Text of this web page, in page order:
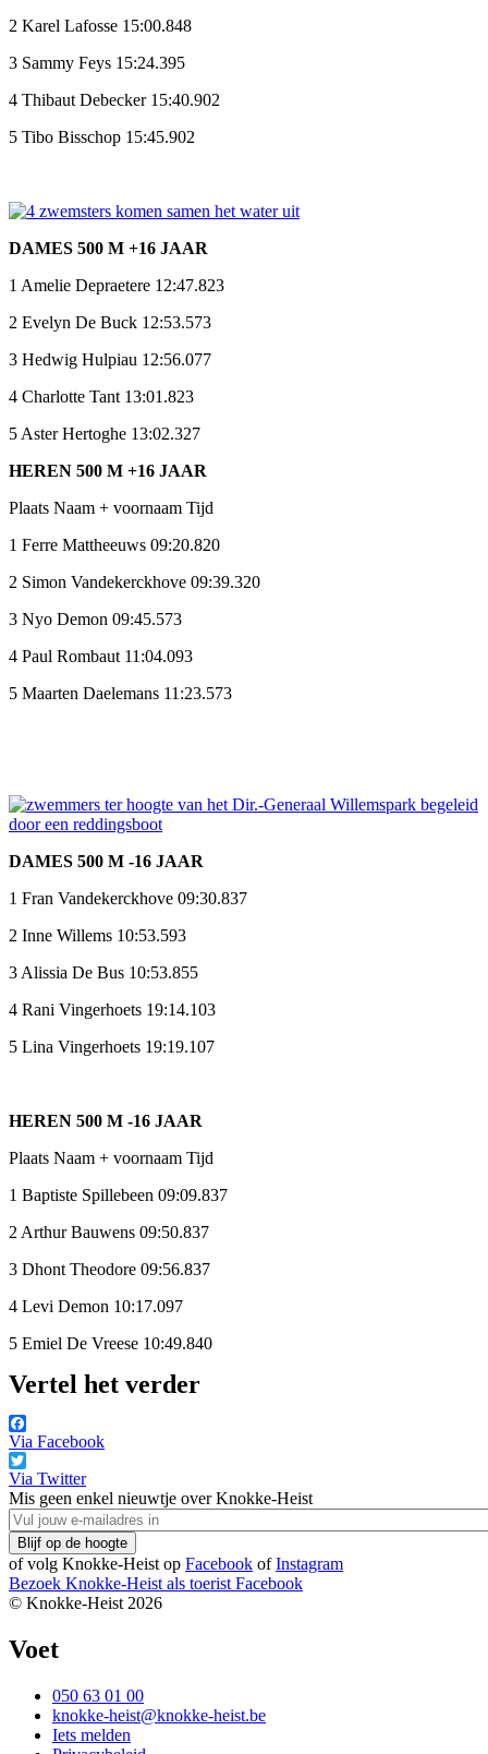
2 Karel Lafosse 15:00.848
3 Sammy Feys 15:24.395
4 Thibaut Debecker 15:40.902
5 Tibo Bisschop 15:45.902
DAMES 500 M +16 JAAR
1 Amelie Depraetere 12:47.823
2 Evelyn De Buck 12:53.573
3 Hedwig Hulpiau 12:56.077
4 Charlotte Tant 13:01.823
5 Aster Hertoghe 13:02.327
HEREN 500 M +16 JAAR
Plaats Naam + voornaam Tijd
1 Ferre Mattheeuws 09:20.820
2 Simon Vandekerckhove 09:39.320
3 Nyo Demon 09:45.573
4 Paul Rombaut 11:04.093
5 Maarten Daelemans 11:23.573
DAMES 500 M -16 JAAR
1 Fran Vandekerckhove 09:30.837
2 Inne Willems 10:53.593
3 Alissia De Bus 10:53.855
4 Rani Vingerhoets 19:14.103
5 Lina Vingerhoets 19:19.107
HEREN 500 M -16 JAAR
Plaats Naam + voornaam Tijd
1 Baptiste Spillebeen 09:09.837
2 Arthur Bauwens 09:50.837
3 Dhont Theodore 09:56.837
4 Levi Demon 10:17.097
5 Emiel De Vreese 10:49.840
Vertel het verder
Via Facebook
Via Twitter
Mis geen enkel nieuwtje over Knokke-Heist
of volg Knokke-Heist op Facebook ofInstagram
Bezoek Knokke-Heist als toerist Facebook
© Knokke-Heist 2026
Voet
050 63 01 00
knokke-heist@knokke-heist.be
Iets melden